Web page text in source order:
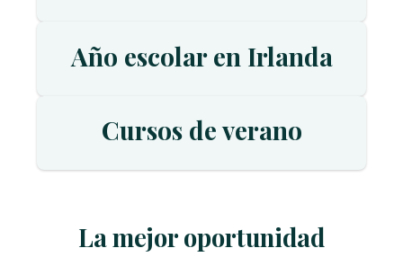
Año escolar en Irlanda
Cursos de verano
La mejor oportunidad